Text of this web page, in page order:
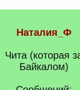
Наталия_Ф
Чита (которая
Байкалом)